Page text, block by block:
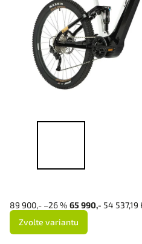
89 900,- –26 % 65 990,- 54 537,19
Zvolte variantu